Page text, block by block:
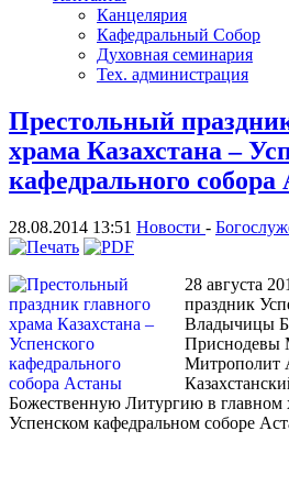
Канцелярия
Кафедральный Собор
Духовная семинария
Тех. администрация
Престольный
храма Казахстана –
кафедрального
28.08.2014 13:51 Новости -
28 августа
праздник
Владычицы
Приснодевы
Митрополит
Божественную Литургию в главном
Успенском кафедральном соборе